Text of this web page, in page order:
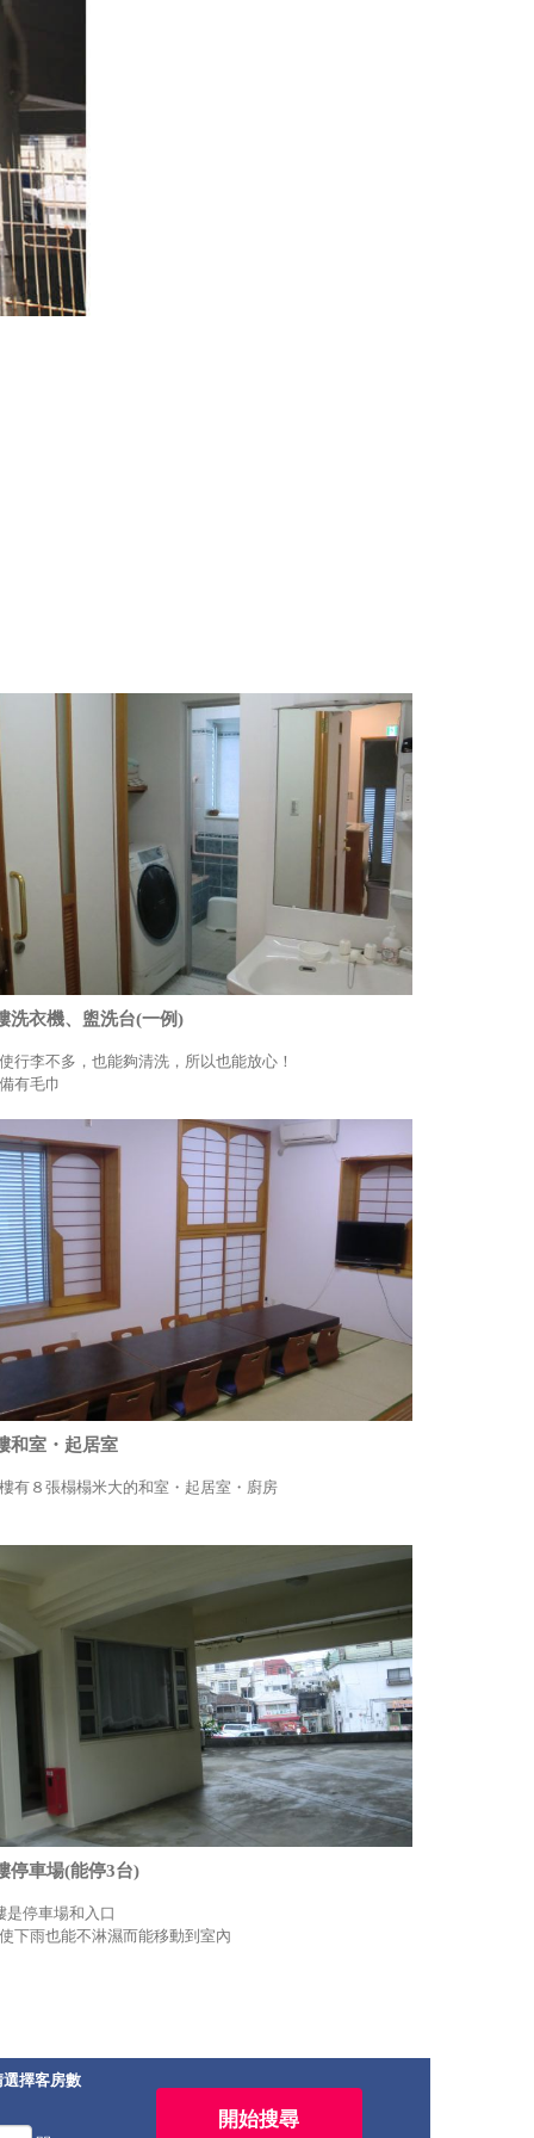
洗衣機、盥洗台(一例)
行李不多，也能夠清洗，所以也能放心！
有毛巾
和室・起居室
有８張榻榻米大的和室・起居室・廚房
停車場(能停3台)
是停車場和入口
下雨也能不淋濕而能移動到室內
選擇客房數